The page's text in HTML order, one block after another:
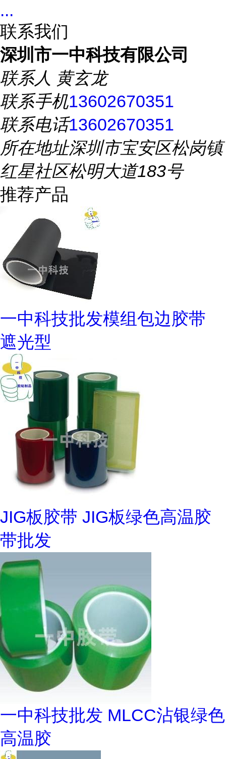
...
联系我们
深圳市一中科技有限公司
联系人 黄玄龙
联系手机13602670351
联系电话13602670351
所在地址深圳市宝安区松岗镇
红星社区松明大道183号
推荐产品
一中科技批发模组包边胶带
遮光型
JIG板胶带 JIG板绿色高温胶
带批发
一中科技批发 MLCC沾银绿色
高温胶